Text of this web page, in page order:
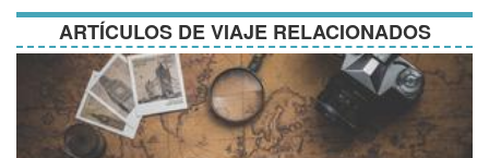
ARTÍCULOS DE VIAJE RELACIONADOS